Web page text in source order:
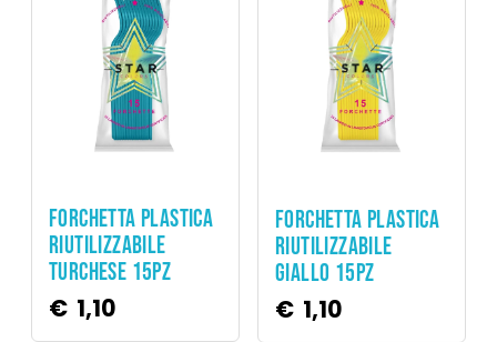
FORCHETTA PLASTICA
RIUTILIZZABILE
TURCHESE 15PZ
€ 1,10
FORCHETTA PLASTICA
RIUTILIZZABILE
GIALLO 15PZ
€ 1,10